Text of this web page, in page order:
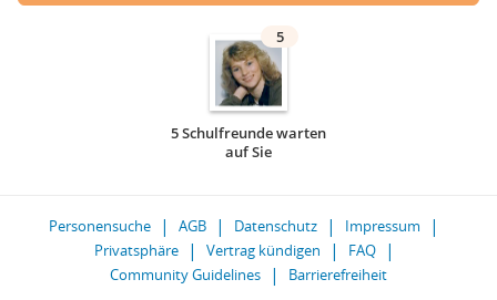
5
5 Schulfreunde warten
auf Sie
Personensuche AGB Datenschutz
Impressum
Privatsphäre
Vertrag kündigen
FAQ
Community Guidelines
Barrierefreiheit